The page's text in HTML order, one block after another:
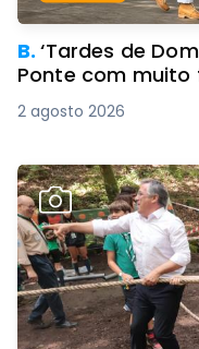
B.‘Tardes de
Ponte com muito
2 agosto 2026